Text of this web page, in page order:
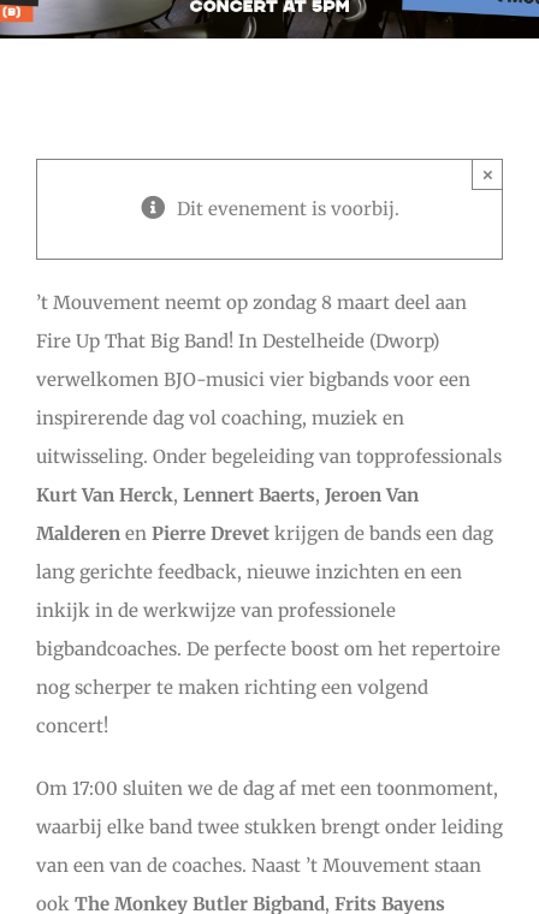
Dit evenement is voorbij.
×
’t Mouvement neemt op zondag 8 maart deel aan
Fire Up That Big Band! In Destelheide (Dworp)
verwelkomen BJO-musici vier bigbands voor een
inspirerende dag vol coaching, muziek en
uitwisseling. Onder begeleiding van topprofessionals
Kurt Van Herck, Lennert Baerts, Jeroen Van
Malderenen Pierre Drevetkrijgen de bands een dag
lang gerichte feedback, nieuwe inzichten en een
inkijk in de werkwijze van professionele
bigbandcoaches. De perfecte boost om het repertoire
nog scherper te maken richting een volgend
concert!
Om 17:00 sluiten we de dag af met een toonmoment,
waarbij elke band twee stukken brengt onder leiding
van een van de coaches. Naast ’t Mouvement staan
ook The Monkey Butler Bigband, Frits Bayens